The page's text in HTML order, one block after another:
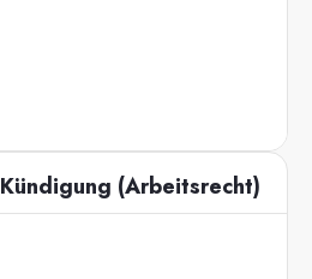
(Arbeitsrecht)